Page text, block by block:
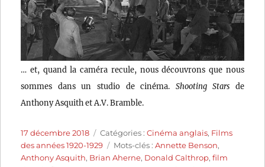
… et, quand la caméra recule, nous découvrons que nous
sommes dans un studio de cinéma. Shooting Stars de
Anthony Asquith et A.V. Bramble.
Publié
le
17 décembre 2018 Catégories
Catégories :Cinéma anglais, Films
des années 1920-1929
Étiquettes
Mots-clés :Annette Benson,
Anthony Asquith, Brian Aherne, Donald Calthrop,film